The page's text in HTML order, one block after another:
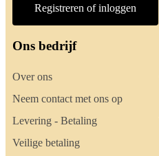
Registreren of inloggen
Ons bedrijf
Over ons
Neem contact met ons op
Levering - Betaling
Veilige betaling